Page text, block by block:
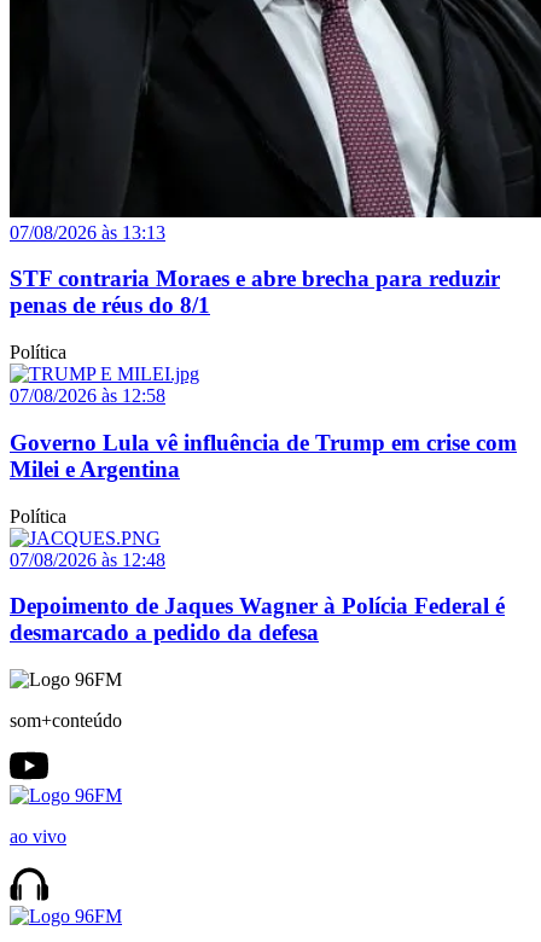
07/08/2026 às 13:13
STF contraria Moraes e abre brecha para reduzir
penas de réus do 8/1
Política
07/08/2026 às 12:58
Governo Lula vê influência de Trump em crise com
Milei e Argentina
Política
07/08/2026 às 12:48
Depoimento de Jaques Wagner à Polícia Federal é
desmarcado a pedido da defesa
som+conteúdo
ao vivo